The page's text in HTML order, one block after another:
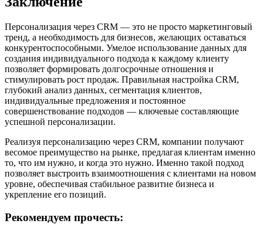
Персонализация через CRM — это не просто маркетинговый
тренд, а необходимость для бизнесов, желающих оставаться
конкурентоспособными. Умелое использование данных для
создания индивидуального подхода к каждому клиенту
позволяет формировать долгосрочные отношения и
стимулировать рост продаж. Правильная настройка CRM,
глубокий анализ данных, сегментация клиентов,
индивидуальные предложения и постоянное
совершенствование подходов — ключевые составляющие
успешной персонализации.
Реализуя персонализацию через CRM, компании получают
весомое преимущество на рынке, предлагая клиентам именно
то, что им нужно, и когда это нужно. Именно такой подход
позволяет выстроить взаимоотношения с клиентами на новом
уровне, обеспечивая стабильное развитие бизнеса и
укрепление его позиций.
Рекомендуем прочесть: